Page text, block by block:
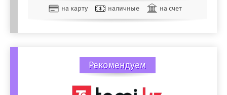
на карту наличные на счет
Рекомендуем